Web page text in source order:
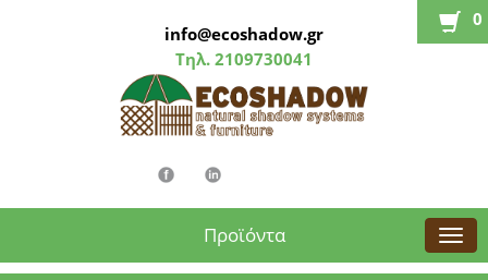
info@ecoshadow.gr
Τηλ. 2109730041
0
Προϊόντα